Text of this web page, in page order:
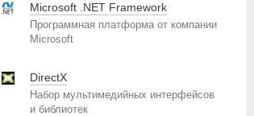
Microsoft .NET Framework
Программная платформа от компании
Microsoft
DirectX
Набор мультимедийных интерфейсов
и библиотек